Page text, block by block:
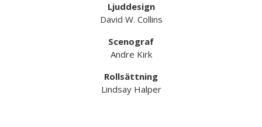
Ljuddesign
David W. Collins
Scenograf
Andre Kirk
Rollsättning
Lindsay Halper